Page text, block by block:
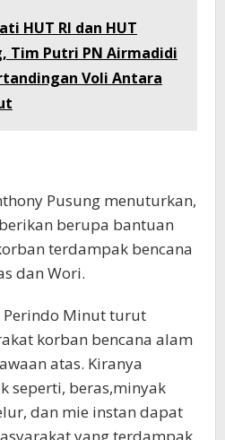
HUT RI dan HUT
Tim Putri PN Airmadidi
Voli Antara
Pusung menuturkan,
berupa bantuan
terdampak bencana
dan Wori.
Perindo Minut turut
korban bencana alam
atas. Kiranya
seperti, beras,minyak
dan mie instan dapat